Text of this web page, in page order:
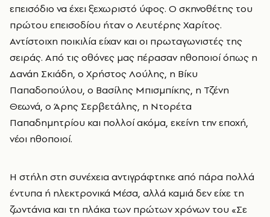
επεισόδιο να έχει ξεχωριστό ύφος. Ο σκηνοθέτης του
πρώτου επεισοδίου ήταν ο Λευτέρης Χαρίτος.
Αντίστοιχη ποικιλία είχαν και οι πρωταγωνιστές της
σειράς. Από τις οθόνες μας πέρασαν ηθοποιοί όπως η
Δανάη Σκιάδη, ο Χρήστος Λούλης, η Βίκυ
Παπαδοπούλου, ο Βασίλης Μπισμπίκης, η Τζένη
Θεωνά, ο Άρης Σερβετάλης, η Ντορέτα
Παπαδημητρίου και πολλοί ακόμα, εκείνη την εποχή,
νέοι ηθοποιοί.
Η στήλη στη συνέχεια αντιγράφτηκε από πάρα πολλά
έντυπα ή ηλεκτρονικά Μέσα, αλλά καμιά δεν είχε τη
ζωντάνια και τη πλάκα των πρώτων χρόνων του «Σε